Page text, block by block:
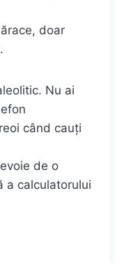
doar
Nu ai
când cauți
de o
a calculatorului